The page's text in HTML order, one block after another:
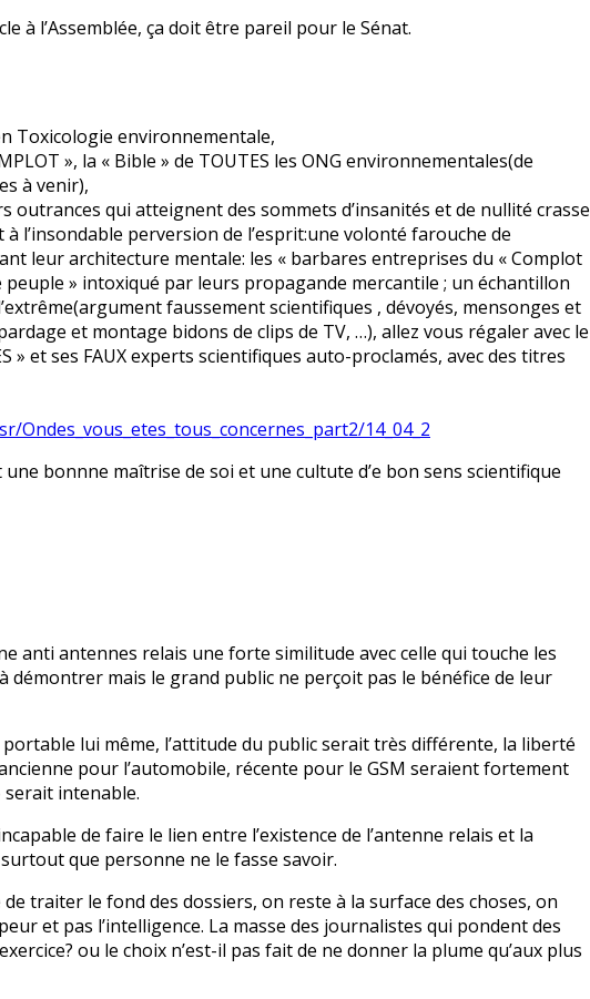
à l’Assemblée, ça doit être pareil pour le Sénat.
Toxicologie environnementale,
», la « Bible » de TOUTES les ONG environnementales(de
à venir),
outrances qui atteignent des sommets d’insanités et de nullité crasse
à l’insondable perversion de l’esprit:une volonté farouche de
leur architecture mentale: les « barbares entreprises du « Complot
» intoxiqué par leurs propagande mercantile ; un échantillon
faussement scientifiques , dévoyés, mensonges et
et montage bidons de clips de TV, …), allez vous régaler avec le
» et ses FAUX experts scientifiques auto-proclamés, avec des titres
14_04_2
bonnne maîtrise de soi et une cultute d’e bon sens scientifique
anti antennes relais une forte similitude avec celle qui touche les
démontrer mais le grand public ne perçoit pas le bénéfice de leur
portable lui même, l’attitude du public serait très différente, la liberté
pour l’automobile, récente pour le GSM seraient fortement
serait intenable.
de faire le lien entre l’existence de l’antenne relais et la
que personne ne le fasse savoir.
traiter le fond des dossiers, on reste à la surface des choses, on
et pas l’intelligence. La masse des journalistes qui pondent des
ou le choix n’est-il pas fait de ne donner la plume qu’aux plus